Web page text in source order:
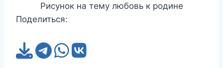
Рисунок на тему любовь к родине
Поделиться: